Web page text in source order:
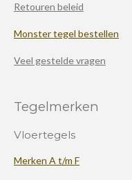
Retouren beleid
Monster tegel bestellen
Veel gestelde vragen
Tegelmerken
Vloertegels
Merken A t/m F